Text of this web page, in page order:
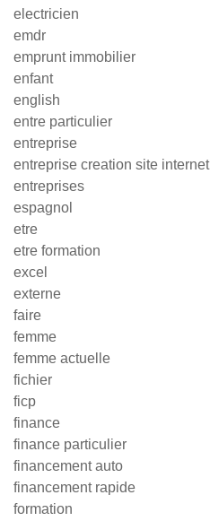
electricien
emdr
emprunt immobilier
enfant
english
entre particulier
entreprise
entreprise creation site internet
entreprises
espagnol
etre
etre formation
excel
externe
faire
femme
femme actuelle
fichier
ficp
finance
finance particulier
financement auto
financement rapide
formation